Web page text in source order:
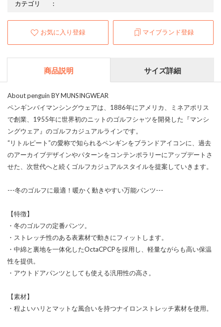
カテゴリ
：
お気に入り登録 マイブランド登録
商品説明 サイズ詳細
About penguin BY MUNSINGWEAR
ペンギンバイマンシングウェアは、1886年にアメリカ、ミネアポリス
で創業、1955年に世界初のニットのゴルフシャツを開発した『マンシ
ングウェア』のゴルフカジュアルラインです。
“リトルピート”の愛称で知られるペンギンをブランドアイコンに、過去
のアーカイブデザインやパターンをコンテンポラリーにアップデートさ
せた、次世代へと続くゴルフカジュアルスタイルを提案していきます。
---冬のゴルフに最適！暖かく動きやすい万能パンツ---
【特徴】
・冬のゴルフの定番パンツ。
・ストレッチ性のある表素材で動きにフィットします。
・中綿と裏地を一体化したOctaCPCPを採用し、軽量ながらも高い保温
性を提供。
・アウトドアパンツとしても使える汎用性の高さ。
【素材】
・程よいハリとマットな風合いを持つナイロンストレッチ素材を使用。